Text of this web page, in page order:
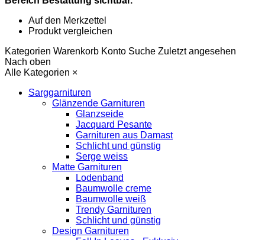
Auf den Merkzettel
Produkt vergleichen
Kategorien Warenkorb Konto Suche Zuletzt angesehen
Nach oben
Alle Kategorien ×
Sarggarnituren
Glänzende Garnituren
Glanzseide
Jacquard Pesante
Garnituren aus Damast
Schlicht und günstig
Serge weiss
Matte Garnituren
Lodenband
Baumwolle creme
Baumwolle weiß
Trendy Garnituren
Schlicht und günstig
Design Garnituren